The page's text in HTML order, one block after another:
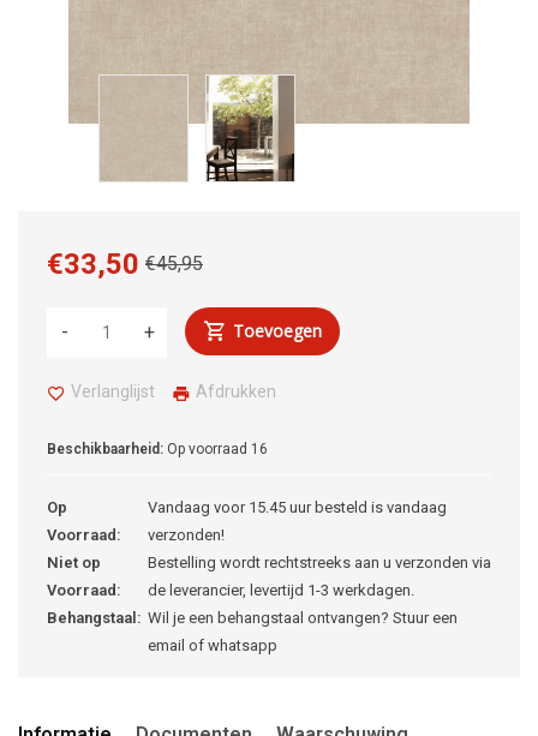
€45,95
€33,50
+
- Toevoegen
Verlanglijst Afdrukken
Beschikbaarheid: Op voorraad 16
Op
Voorraad:
Vandaag voor 15.45 uur besteld is vandaag
verzonden!
Niet op
Voorraad:
Bestelling wordt rechtstreeks aan u verzonden via
de leverancier, levertijd 1-3 werkdagen.
Behangstaal: Wil je een behangstaal ontvangen? Stuur een
email of whatsapp